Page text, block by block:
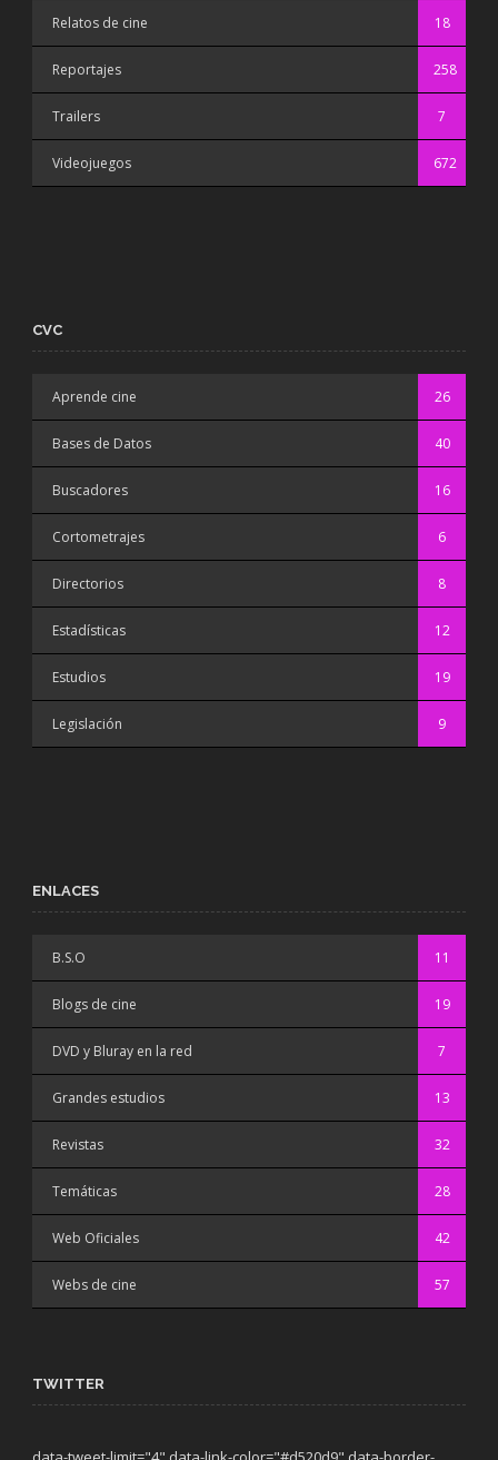
Relatos de cine 18
Reportajes 258
Trailers 7
Videojuegos 672
CVC
Aprende cine 26
Bases de Datos 40
Buscadores 16
Cortometrajes 6
Directorios 8
Estadísticas 12
Estudios 19
Legislación 9
ENLACES
B.S.O 11
Blogs de cine 19
DVD y Bluray en la red 7
Grandes estudios 13
Revistas 32
Temáticas 28
Web Oficiales 42
Webs de cine 57
TWITTER